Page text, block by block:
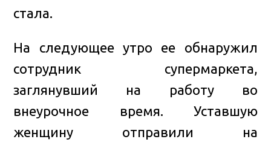
стала.
На следующее утро ее обнаружил
сотрудник супермаркета,
заглянувший на работу во
внеурочное время. Уставшую
женщину отправили на